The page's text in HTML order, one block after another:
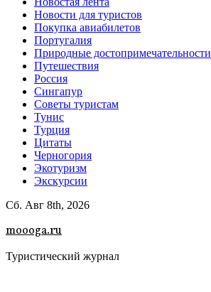
Новости для туристов
Покупка авиабилетов
Португалия
Природные достопримечательности
Путешествия
Россия
Сингапур
Советы туристам
Тунис
Турция
Цитаты
Черногория
Экотуризм
Экскурсии
Сб. Авг 8th, 2026
moooga.ru
Туристический журнал